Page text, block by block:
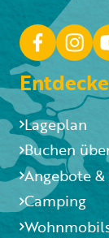
Lageplan
Buchen
Angebote
Camping